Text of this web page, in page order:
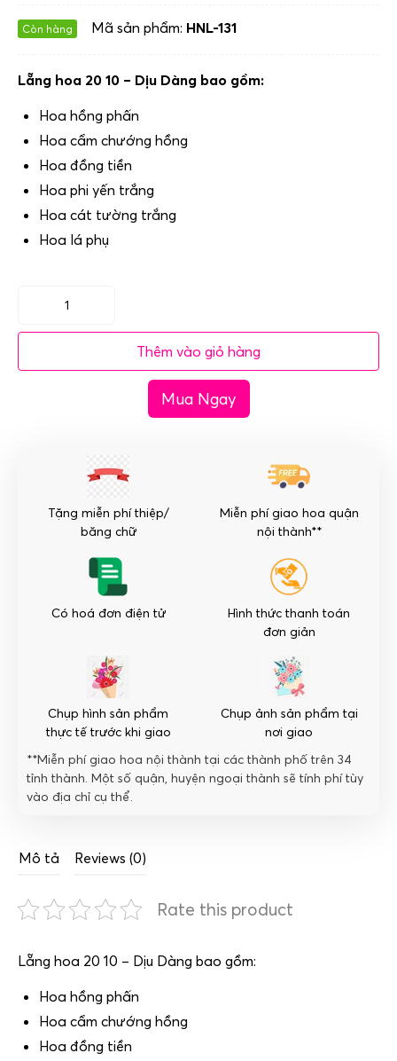
Còn hàng Mã sản phẩm: HNL-131
Lẵng hoa 20 10 – Dịu Dàng bao gồm:
Hoa hồng phấn
Hoa cẩm chướng hồng
Hoa đồng tiền
Hoa phi yến trắng
Hoa cát tường trắng
Hoa lá phụ
Lẵng
hoa
lượng
Thêm vào giỏ hàng
Mua Ngay
Tặng miễn phí thiệp/
băng chữ
Miễn phí giao hoa quận
nội thành**
Có hoá đơn điện tử
Hình thức thanh toán
đơn giản
Chụp hình sản phẩm
thực tế trước khi giao
Chụp ảnh sản phẩm tại
nơi giao
**Miễn phí giao hoa nội thành tại các thành phố trên 34
tỉnh thành. Một số quận, huyện ngoại thành sẽ tính phí tùy
vào địa chỉ cụ thể.
Mô tả Reviews (0)
Rate this product
Lẵng hoa 20 10 – Dịu Dàng bao gồm:
Hoa hồng phấn
Hoa cẩm chướng hồng
Hoa đồng tiền